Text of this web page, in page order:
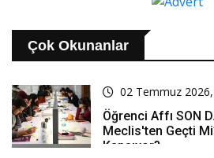
Çok Okunanlar
02 Temmuz
Öğrenci Affı SON
Meclis'ten Geçti
Kapsıyor?